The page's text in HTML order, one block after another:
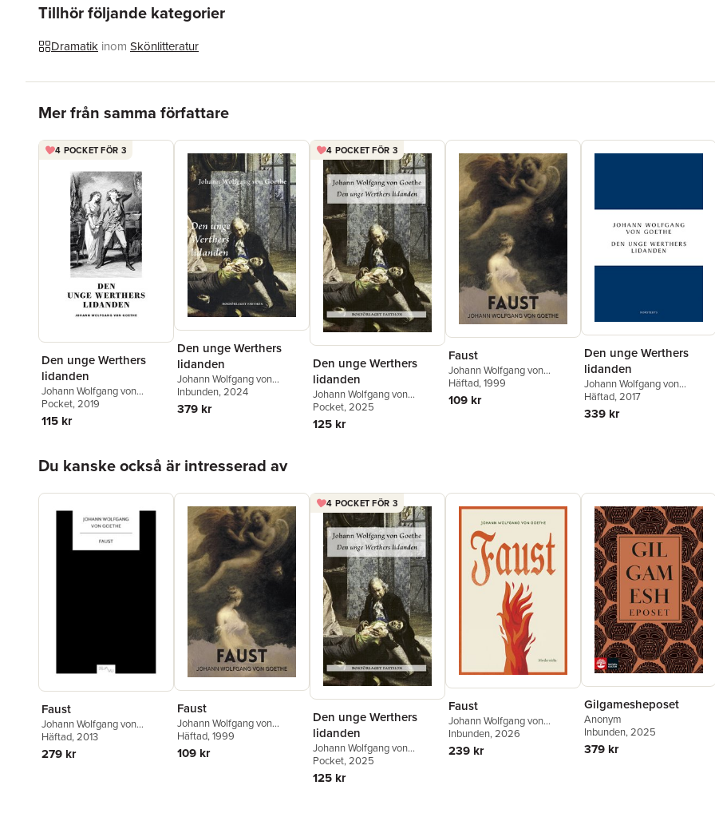
Tillhör följande kategorier
Dramatik inom Skönlitteratur
Mer från samma författare
4 POCKET FÖR 3
Den unge Werthers
lidanden
Johann Wolfgang von
Goethe
Pocket, 2019
115 kr
Den unge Werthers
lidanden
Johann Wolfgang von
Goethe
Inbunden, 2024
379 kr
4 POCKET FÖR 3
Den unge Werthers
lidanden
Johann Wolfgang von
Goethe
Pocket, 2025
125 kr
Faust
Johann Wolfgang von
Goethe ,Tom Griffith
Häftad, 1999
109 kr
Den unge Werthers
lidanden
Johann Wolfgang von
Goethe
Häftad, 2017
339 kr
Du kanske också är intresserad av
Faust
Johann Wolfgang von
Goethe
Häftad, 2013
279 kr
Faust
Johann Wolfgang von
Goethe,Tom Griffith
Häftad, 1999
109 kr
4 POCKET FÖR 3
Den unge Werthers
lidanden
Johann Wolfgang von
Goethe
Pocket, 2025
125 kr
Faust
Johann Wolfgang von
Goethe
Inbunden, 2026
239 kr
Gilgamesheposet
Anonym
Inbunden, 2025
379 kr